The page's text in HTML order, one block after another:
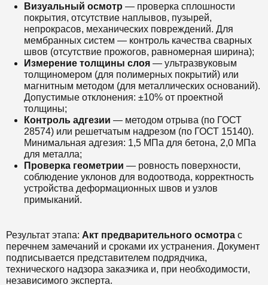
Визуальный осмотр — проверка сплошности
покрытия, отсутствие наплывов, пузырей,
непрокрасов, механических повреждений. Для
мембранных систем — контроль качества сварных
швов (отсутствие прожогов, равномерная ширина);
Измерение толщины слоя — ультразвуковым
толщиномером (для полимерных покрытий) или
магнитным методом (для металлических оснований).
Допустимые отклонения: ±10% от проектной
толщины;
Контроль адгезии — методом отрыва (по ГОСТ
28574) или решетчатым надрезом (по ГОСТ 15140).
Минимальная адгезия: 1,5 МПа для бетона, 2,0 МПа
для металла;
Проверка геометрии — ровность поверхности,
соблюдение уклонов для водоотвода, корректность
устройства деформационных швов и узлов
примыканий.
Результат этапа: Акт предварительного осмотра с
перечнем замечаний и сроками их устранения. Документ
подписывается представителем подрядчика,
технического надзора заказчика и, при необходимости,
независимого эксперта.